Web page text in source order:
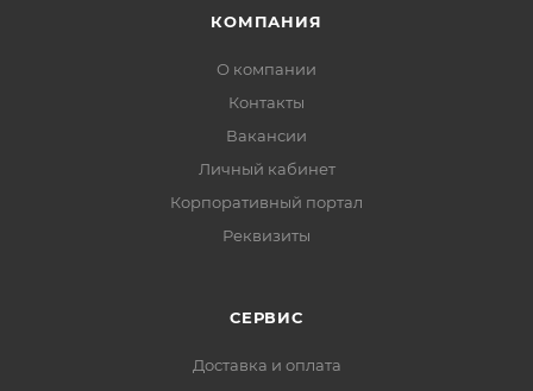
КОМПАНИЯ
О компании
Контакты
Вакансии
Личный кабинет
Корпоративный портал
Реквизиты
СЕРВИС
Доставка и оплата